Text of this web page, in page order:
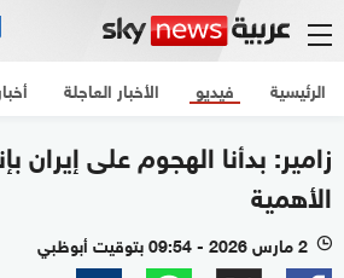
الرئيسية الأخبار العاجلة أخبار فيديو
زامير: بدأنا الهجوم على إيران
الأهمية
l 2 مارس 2026 - 09:54 بتوقيت أبوظبي